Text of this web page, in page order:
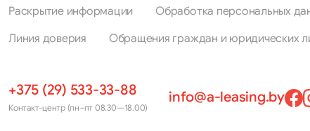
Раскрытие информации
Обработка персональных
Линия доверия
Обращения граждан и юридических
+375 (29) 533-33-88
Контакт-центр (пн–пт 08.30—18.00)
info@a-leasing.by